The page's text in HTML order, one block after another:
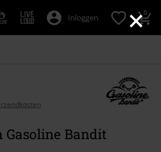
×
Inloggen 0
Bandit